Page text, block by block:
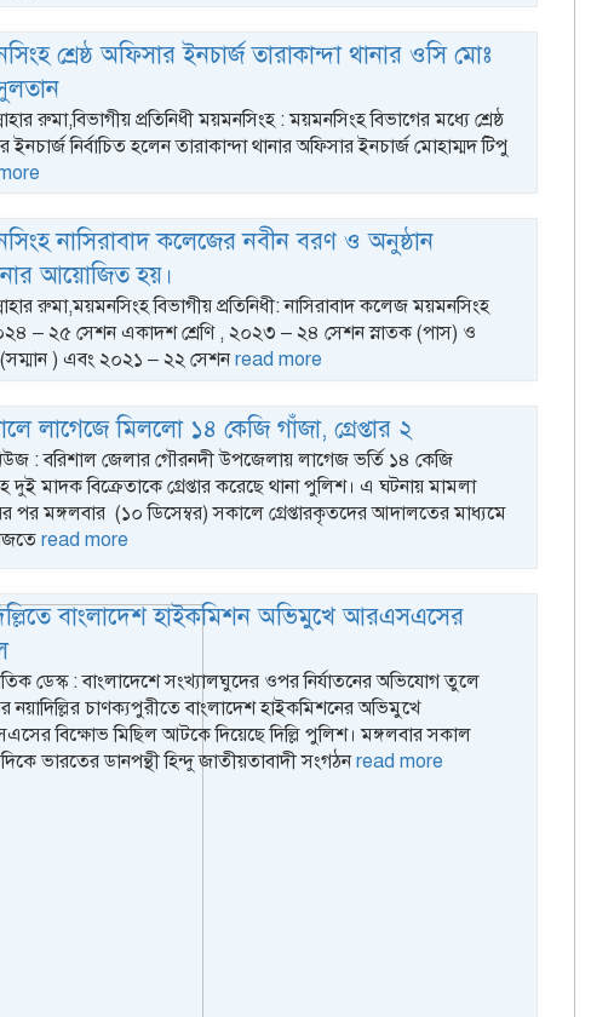
শ্রেষ্ঠ অফিসার ইনচার্জ তারাকান্দা থানার ওসি মোঃ
রুমা,বিভাগীয় প্রতিনিধী ময়মনসিংহ : ময়মনসিংহ বিভাগের মধ্যে শ্রেষ্ঠ
ইনচার্জ নির্বাচিত হলেন তারাকান্দা থানার অফিসার ইনচার্জ মোহাম্মদ টিপু
নাসিরাবাদ কলেজের নবীন বরণ ও অনুষ্ঠান
আয়োজিত হয়।
রুমা,ময়মনসিংহ বিভাগীয় প্রতিনিধী: নাসিরাবাদ কলেজ ময়মনসিংহ
– ২৫ সেশন একাদশ শ্রেণি , ২০২৩ – ২৪ সেশন স্নাতক (পাস) ও
(সম্মান ) এবং ২০২১ – ২২ সেশনread more
লাগেজে মিললো ১৪ কেজি গাঁজা, গ্রেপ্তার ২
: বরিশাল জেলার গৌরনদী উপজেলায় লাগেজ ভর্তি ১৪ কেজি
দুই মাদক বিক্রেতাকে গ্রেপ্তার করেছে থানা পুলিশ। এ ঘটনায় মামলা
পর মঙ্গলবার (১০ ডিসেম্বর) সকালে গ্রেপ্তারকৃতদের আদালতের মাধ্যমে
read more
বাংলাদেশ হাইকমিশন অভিমুখে আরএসএসের
ডেস্ক : বাংলাদেশে সংখ্যালঘুদের ওপর নির্যাতনের অভিযোগ তুলে
নয়াদিল্লির চাণক্যপুরীতে বাংলাদেশ হাইকমিশনের অভিমুখে
বিক্ষোভ মিছিল আটকে দিয়েছে দিল্লি পুলিশ। মঙ্গলবার সকাল
ভারতের ডানপন্থী হিন্দু জাতীয়তাবাদী সংগঠনread more